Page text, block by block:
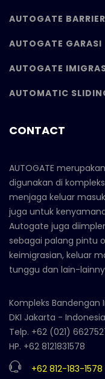
AUTOGATE BARRIER
AUTOGATE GARASI
AUTOGATE
AUTOMATIC
CONTACT
AUTOGATE
digunakan di
menjaga keluar
juga untuk
Autogate juga
sebagai palang pintu
keimigrasian, keluar
tunggu dan lain-
Kompleks Bandengan
DKI Jakarta - Indonesia
Telp. +62 (021)
HP. +62 8121831578
+62 812-183-1578